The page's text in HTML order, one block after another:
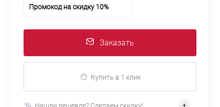
Промокод на скидку 10%
Заказать
Купить в 1 клик
Нашли дешевле? Сделаем скидку!